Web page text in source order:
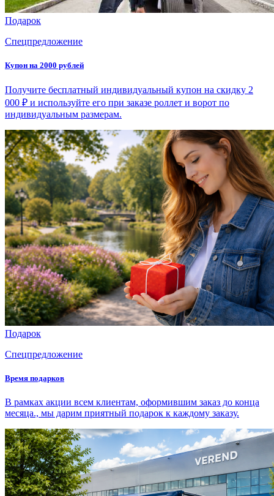
Подарок
Спецпредложение
Купон на 2000 рублей
Получите бесплатный индивидуальный купон на скидку 2
000 ₽ и используйте его при заказе роллет и ворот по
индивидуальным размерам.
Подарок
Спецпредложение
Время подарков
В рамках акции всем клиентам, оформившим заказ до конца
месяца., мы дарим приятный подарок к каждому заказу.